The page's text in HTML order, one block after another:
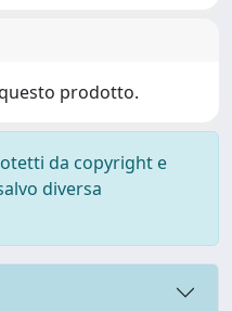
prodotto.
da copyright e
diversa